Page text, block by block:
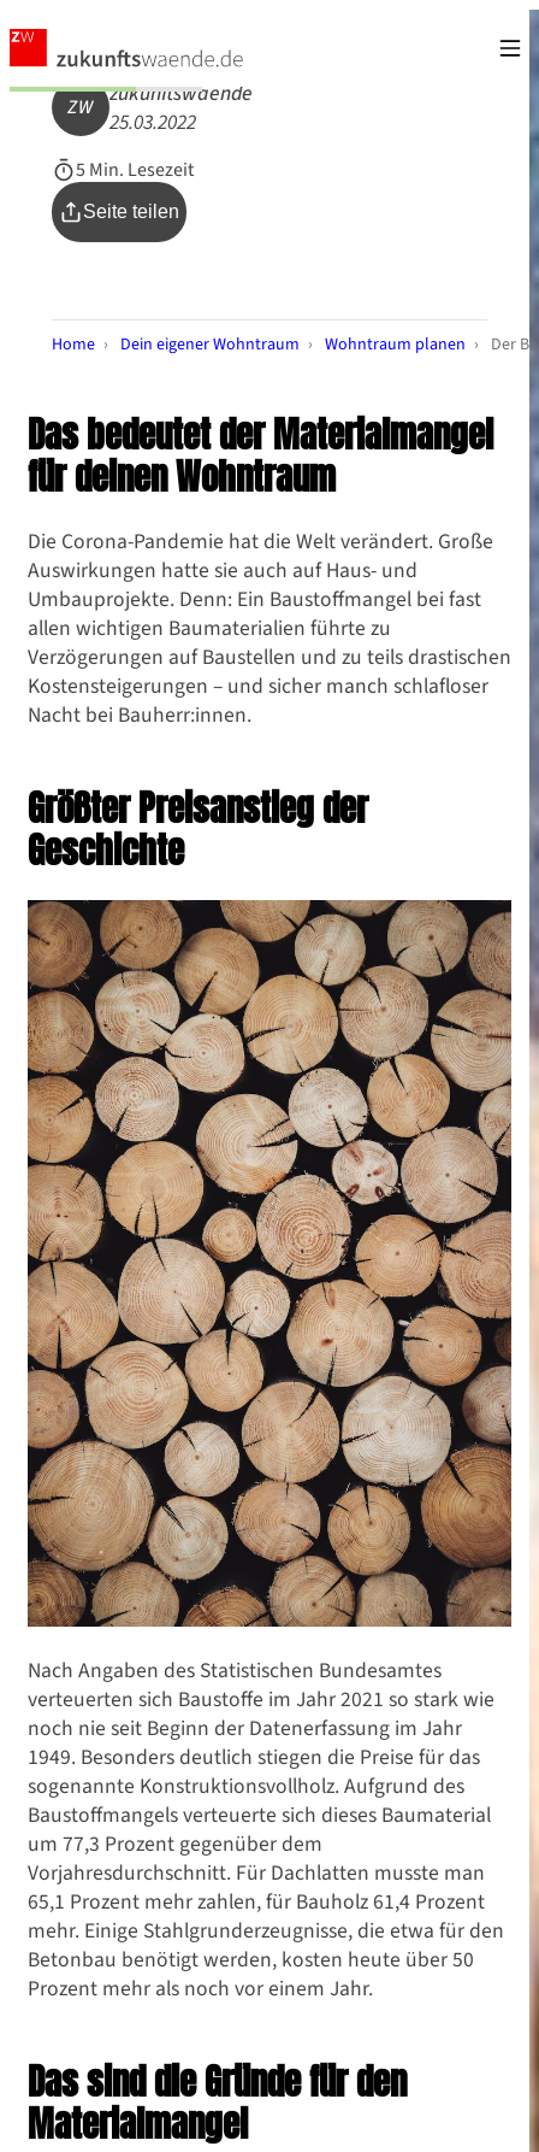
ZW
zukunftswaende
25.03.2022
5 Min. Lesezeit
Seite teilen
Home › Dein eigener Wohntraum › Wohntraum planen › Der
Das bedeutet der Materialmangel
für deinen Wohntraum
Die Corona-Pandemie hat die Welt verändert. Große
Auswirkungen hatte sie auch auf Haus- und
Umbauprojekte. Denn: Ein Baustoffmangel bei fast
allen wichtigen Baumaterialien führte zu
Verzögerungen auf Baustellen und zu teils drastischen
Kostensteigerungen – und sicher manch schlafloser
Nacht bei Bauherr:innen.
Größter Preisanstieg der
Geschichte
Nach Angaben des Statistischen Bundesamtes
verteuerten sich Baustoffe im Jahr 2021 so stark wie
noch nie seit Beginn der Datenerfassung im Jahr
1949. Besonders deutlich stiegen die Preise für das
sogenannte Konstruktionsvollholz. Aufgrund des
Baustoffmangels verteuerte sich dieses Baumaterial
um 77,3 Prozent gegenüber dem
Vorjahresdurchschnitt. Für Dachlatten musste man
65,1 Prozent mehr zahlen, für Bauholz 61,4 Prozent
mehr. Einige Stahlgrunderzeugnisse, die etwa für den
Betonbau benötigt werden, kosten heute über 50
Prozent mehr als noch vor einem Jahr.
Das sind die Gründe für den
Materialmangel